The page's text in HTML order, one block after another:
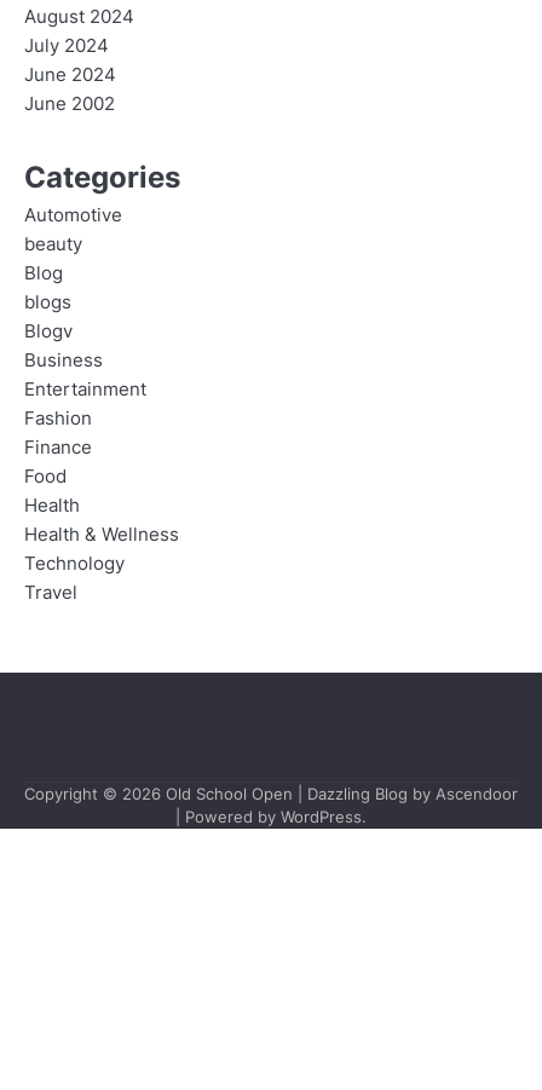
August 2024
July 2024
June 2024
June 2002
Categories
Automotive
beauty
Blog
blogs
Blogv
Business
Entertainment
Fashion
Finance
Food
Health
Health & Wellness
Technology
Travel
Copyright © 2026 Old School Open | Dazzling Blog by Ascendoor
| Powered by WordPress.